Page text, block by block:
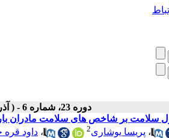
دوره 23، شماره 6 - ( آذر ـ دی 1403 )
بر شاخص های سلامت مادران باردار
، پریسا یوشاری2 ، داود قره